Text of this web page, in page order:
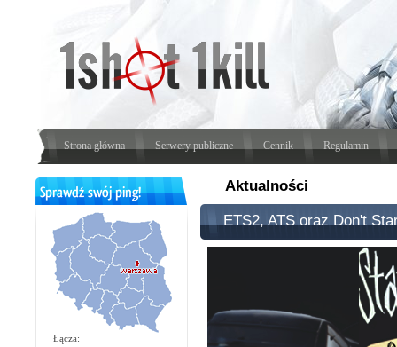
Strona główna Serwery publiczne Cennik Regulamin
Łącza:
Aktualności
ETS2, ATS oraz Don't